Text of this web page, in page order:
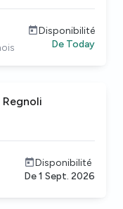
Disponibilité
De Today
Disponibilité
De1 Sept. 2026